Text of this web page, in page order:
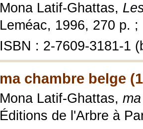
Mona Latif-Ghattas,
Leméac, 1996, 270 p. ;
ISBN : 2-7609-3181-1
ma chambre belge
Mona Latif-Ghattas,
Éditions de l'Arbre à